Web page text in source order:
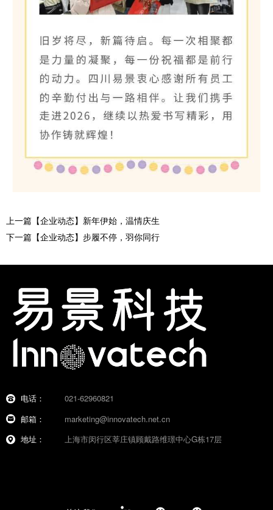
上一篇【企业动态】新年伊始，温情庆生
下一篇【企业动态】步履不停，羽你同行
电话：
021-62960821
邮箱：
marketing@innovatech.net.cn
地址：
上海市闵行区莘庄镇顾戴路维璟中心G栋17层